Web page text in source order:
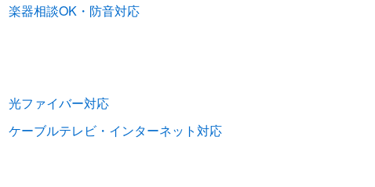
楽器相談OK・防音対応
光ファイバー対応
ケーブルテレビ・インターネット対応